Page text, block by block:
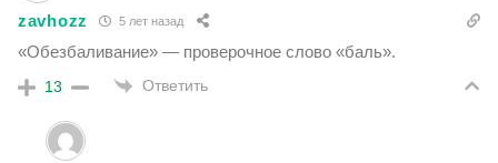
zavhozz 5 лет назад
«Обезбаливание» — проверочное слово «баль».
13 Ответить